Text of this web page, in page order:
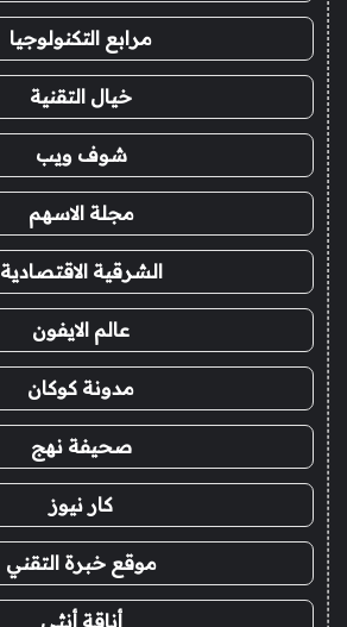
مرابع التكنولوجيا
خيال التقنية
شوف ويب
مجلة الاسهم
الشرقية الاقتصادية
عالم الايفون
مدونة كوكان
صحيفة نهج
كار نيوز
موقع خبرة التقني
أناقة أنثى